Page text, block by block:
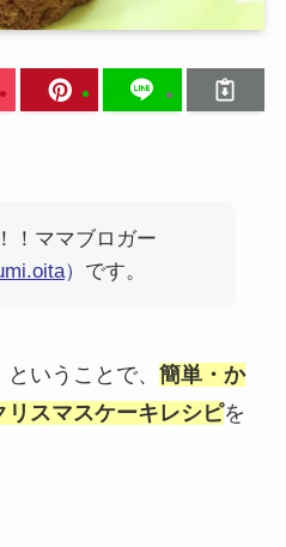
！ママブロガー
） です。
いうことで、 簡単・か
スマスケーキレシピを